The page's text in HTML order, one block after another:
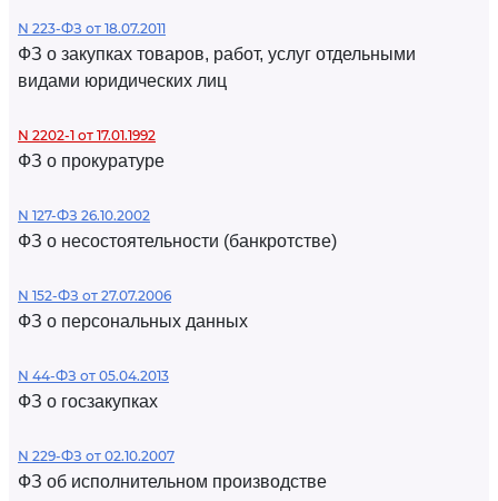
N 223-ФЗ от 18.07.2011
ФЗ о закупках товаров, работ, услуг отдельными
видами юридических лиц
N 2202-1 от 17.01.1992
ФЗ о прокуратуре
N 127-ФЗ 26.10.2002
ФЗ о несостоятельности (банкротстве)
N 152-ФЗ от 27.07.2006
ФЗ о персональных данных
N 44-ФЗ от 05.04.2013
ФЗ о госзакупках
N 229-ФЗ от 02.10.2007
ФЗ об исполнительном производстве